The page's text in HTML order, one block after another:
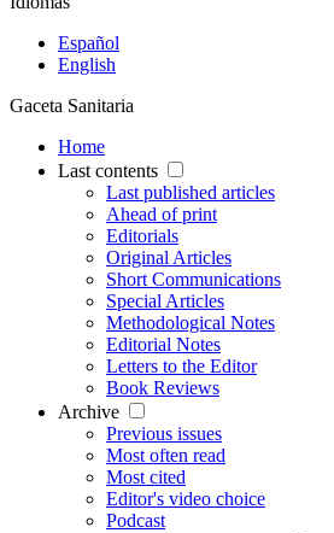
Español
English
Gaceta Sanitaria
Home
Last contents
Last published articles
Ahead of print
Editorials
Original Articles
Short Communications
Special Articles
Methodological Notes
Editorial Notes
Letters to the Editor
Book Reviews
Archive
Previous issues
Most often read
Most cited
Editor's video choice
Podcast